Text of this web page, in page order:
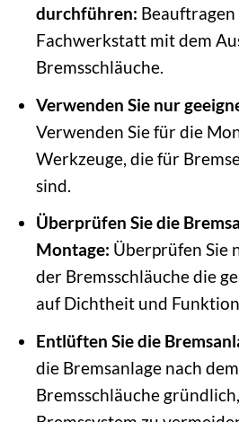
durchführen: Beauftragen
Fachwerkstatt mit dem
Bremsschläuche.
Verwenden Sie nur
Verwenden Sie für die
Werkzeuge, die für
sind.
Überprüfen Sie die
Montage: Überprüfen Sie
der Bremsschläuche die
auf Dichtheit und
Entlüften Sie die
die Bremsanlage nach
Bremsschläuche